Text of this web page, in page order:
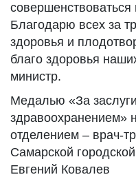
Благодарю всех за
здоровья и
благо здоровья
министр.
Медалью «За
здравоохранением»
отделением – врач-
Самарской
Евгений Ковалев